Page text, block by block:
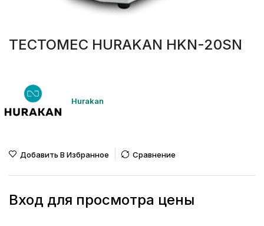
ТЕСТОМЕС HURAKAN HKN-20SN
Hurakan
Добавить В Избранное Сравнение
Вход для просмотра цены